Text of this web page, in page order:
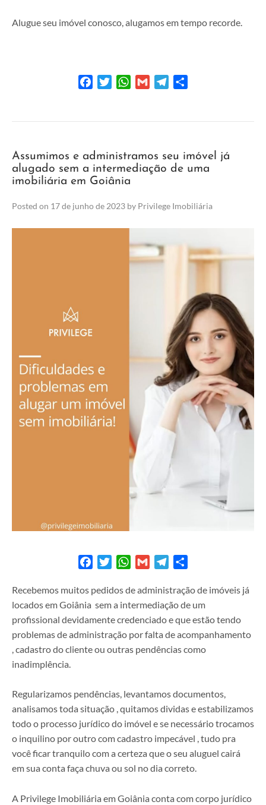
Alugue seu imóvel conosco, alugamos em tempo recorde.
FacebookTwitterWhatsApp
Gmail Telegram
Assumimos e administramos seu imóvel já
alugado sem a intermediação de uma
imobiliária em Goiânia
Posted on 17 de junho de 2023 by Privilege Imobiliária
FacebookTwitterWhatsApp
Gmail Telegram
Recebemos muitos pedidos de administração de imóveis já
locados em Goiânia sem a intermediação de um
profissional devidamente credenciado e que estão tendo
problemas de administração por falta de acompanhamento
, cadastro do cliente ou outras pendências como
inadimplência.
Regularizamos pendências, levantamos documentos,
analisamos toda situação , quitamos dividas e estabilizamos
todo o processo jurídico do imóvel e se necessário trocamos
o inquilino por outro com cadastro impecável , tudo pra
você ficar tranquilo com a certeza que o seu aluguel cairá
em sua conta faça chuva ou sol no dia correto.
A Privilege Imobiliária em Goiânia conta com corpo jurídico